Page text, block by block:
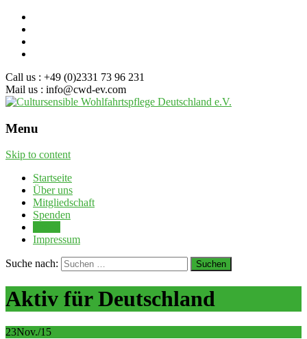
Call us : +49 (0)2331 73 96 231
Mail us : info@cwd-ev.com
Menu
Skip to content
Startseite
Über uns
Mitgliedschaft
Spenden
Impressum
Suche nach:
Aktiv für Deutschland
23Nov./15